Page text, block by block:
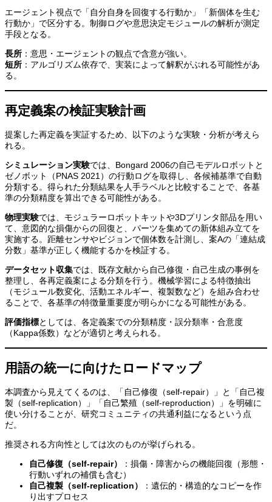
エージェント視点で「自分自身を回復する行動か」「新個体を生む
行動か」で区分する。制御ログや意思決定モジュールの解析が測定
手段となる。
長所 ：意思・エージェントの観点で含意が強い。
短所 ：アルゴリズム依存で、実装によって解釈がぶれる可能性があ
る。
再定義案の検証実験計画
提案した再定義を実証するため、以下のような実験・分析が考えら
れる。
シミュレーション実験では、Bongard 2006の自己モデルロボットと
ゼノボット（PNAS 2021）の行動ログを取得し、各候補基準で自動
分類する。得られた分類結果を人手ラベルと比較することで、各基
準の分類精度を算出できる可能性がある。
物理実験では、モジュラーロボットキットや3Dプリンタ部品を用い
て、意図的な損傷からの回復と、パーツを集めての新体組み立てを
実施する。距離センサやビジョンで個体数を計測し、案Aの「連結成
分数」基準が正しく機能するかを検証する。
データセット収集では、既存文献から自己修復・自己生成の事例を
整理し、各再定義案による分類を行う。機械学習による特徴抽出
（モジュール数変化、活動エネルギー、複製数など）を組み合わせ
ることで、各基準の特徴量重要度が明らかになる可能性がある。
評価指標としては、各定義案での分類精度・誤分類率・合意度
（Kappa係数）などが適切と考えられる。
用語の統一に向けたロードマップ
本調査から見えてくるのは、「自己修復（self-repair）」と「自己複
製（self-replication）」「自己繁殖（self-reproduction）」を明確に
使い分けることが、研究コミュニティの共通利益になるという点
だ。
推奨される方向性としては次のものが挙げられる。
自己修復（self-repair）
：損傷・障害からの機能回復（形態・
行動いずれの補償も含む）
自己複製（self-replication）
：遺伝的・構造的なコピーを作
り出すプロセス